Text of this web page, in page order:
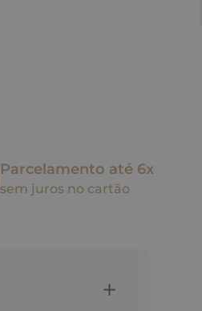
Parcelamento até 6x
sem juros no cartão